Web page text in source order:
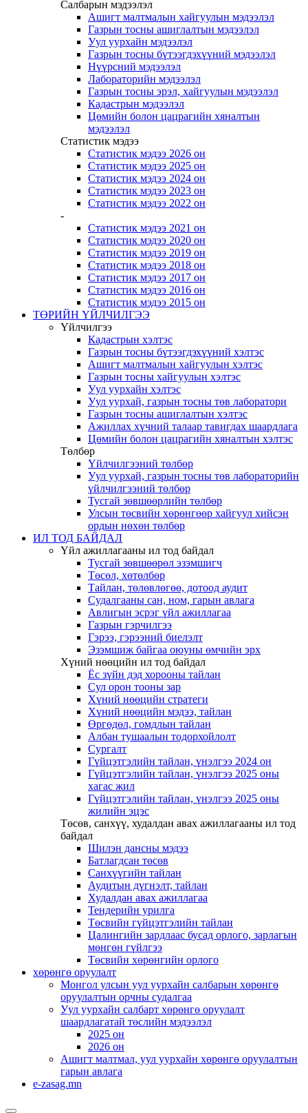
Салбарын мэдээлэл
Ашигт малтмалын хайгуулын мэдээлэл
Газрын тосны ашиглалтын мэдээлэл
Уул уурхайн мэдээлэл
Газрын тосны бүтээгдэхүүний мэдээлэл
Нүүрсний мэдээлэл
Лабораторийн мэдээлэл
Газрын тосны эрэл, хайгуулын мэдээлэл
Кадастрын мэдээлэл
Цөмийн болон цацрагийн хяналтын
мэдээлэл
Статистик мэдээ
Статистик мэдээ 2026 он
Статистик мэдээ 2025 он
Статистик мэдээ 2024 он
Статистик мэдээ 2023 он
Статистик мэдээ 2022 он
-
Статистик мэдээ 2021 он
Статистик мэдээ 2020 он
Статистик мэдээ 2019 он
Статистик мэдээ 2018 он
Статистик мэдээ 2017 он
Статистик мэдээ 2016 он
Статистик мэдээ 2015 он
ТӨРИЙН ҮЙЛЧИЛГЭЭ
Үйлчилгээ
Кадастрын хэлтэс
Газрын тосны бүтээгдэхүүний хэлтэс
Ашигт малтмалын хайгуулын хэлтэс
Газрын тосны хайгуулын хэлтэс
Уул уурхайн хэлтэс
Уул уурхай, газрын тосны төв лаборатори
Газрын тосны ашиглалтын хэлтэс
Ажиллах хүчний талаар тавигдах шаардлага
Цөмийн болон цацрагийн хяналтын хэлтэс
Төлбөр
Үйлчилгээний төлбөр
Уул уурхай, газрын тосны төв лабораторийн
үйлчилгээний төлбөр
Тусгай зөвшөөрлийн төлбөр
Улсын төсвийн хөрөнгөөр хайгуул хийсэн
ордын нөхөн төлбөр
ИЛ ТОД БАЙДАЛ
Үйл ажиллагааны ил тод байдал
Тусгай зөвшөөрөл эзэмшигч
Төсөл, хөтөлбөр
Тайлан, төлөвлөгөө, дотоод аудит
Судалгааны сан, ном, гарын авлага
Авлигын эсрэг үйл ажиллагаа
Газрын гэрчилгээ
Гэрээ, гэрээний биелэлт
Эзэмшиж байгаа оюуны өмчийн эрх
Хүний нөөцийн ил тод байдал
Ёс зүйн дэд хорооны тайлан
Сул орон тооны зар
Хүний нөөцийн стратеги
Хүний нөөцийн мэдээ, тайлан
Өргөдөл, гомдлын тайлан
Албан тушаалын тодорхойлолт
Сургалт
Гүйцэтгэлийн тайлан, үнэлгээ 2024 он
Гүйцэтгэлийн тайлан, үнэлгээ 2025 оны
хагас жил
Гүйцэтгэлийн тайлан, үнэлгээ 2025 оны
жилийн эцэс
Төсөв, санхүү, худалдан авах ажиллагааны ил тод
байдал
Шилэн дансны мэдээ
Батлагдсан төсөв
Санхүүгийн тайлан
Аудитын дүгнэлт, тайлан
Худалдан авах ажиллагаа
Тендерийн урилга
Төсвийн гүйцэтгэлийн тайлан
Цалингийн зардлаас бусад орлого, зарлагын
мөнгөн гүйлгээ
Төсвийн хөрөнгийн орлого
хөрөнгө оруулалт
Монгол улсын уул уурхайн салбарын хөрөнгө
оруулалтын орчны судалгаа
Уул уурхайн салбарт хөрөнгө оруулалт
шаардлагатай төслийн мэдээлэл
2025 он
2026 он
Ашигт малтмал, уул уурхайн хөрөнгө оруулалтын
гарын авлага
e-zasag.mn